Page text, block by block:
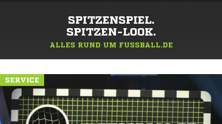
SPITZENSPIEL.
SPITZEN-LOOK.
ALLES RUND UM FUSSBALL.DE
SERVICE